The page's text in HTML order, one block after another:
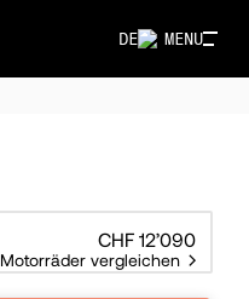
MENU
DE
CHF 12’090
Motorräder vergleichen